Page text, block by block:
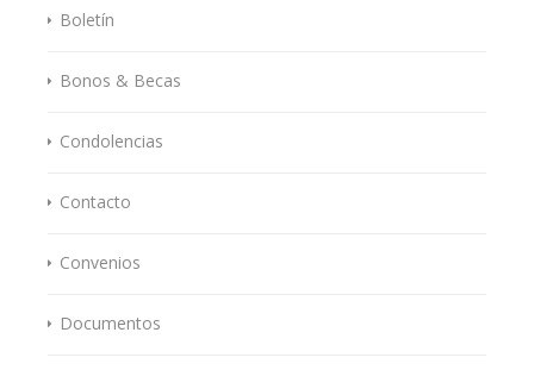
Boletín
Bonos & Becas
Condolencias
Contacto
Convenios
Documentos